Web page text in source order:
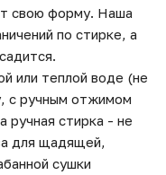
свою форму. Наша
по стирке, а
или теплой воде (не
с ручным отжимом
ручная стирка - не
для щадящей,
сушки